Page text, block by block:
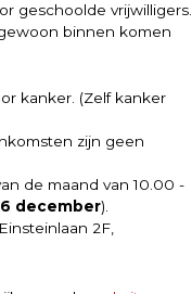
geschoolde vrijwilligers.
binnen komen
kanker. (Zelf kanker
zijn geen
de maand van 10.00 -
december).
2F,